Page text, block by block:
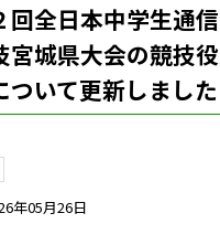
回全日本中学生通
宮城県大会の競技
ついて更新しました
年05月26日